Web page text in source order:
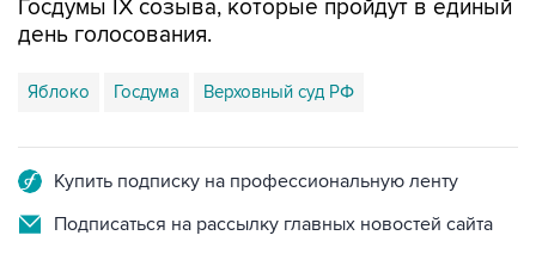
Госдумы IX созыва, которые пройдут в единый
день голосования.
Яблоко Госдума Верховный суд РФ
Купить подписку на профессиональную ленту
Подписаться на рассылку главных новостей сайта